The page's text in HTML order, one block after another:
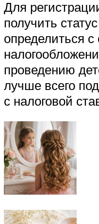
Для
получить
определиться с
проведению
лучше всего
с налоговой